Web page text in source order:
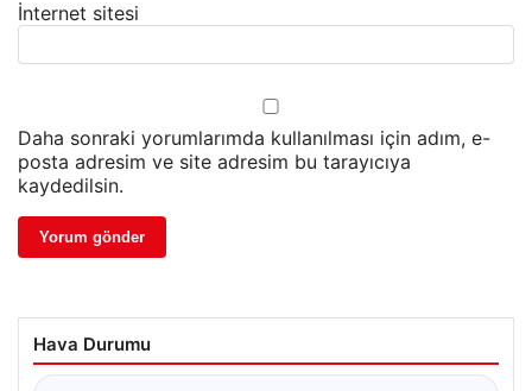
İnternet sitesi
Daha sonraki yorumlarımda kullanılması için adım, e-
posta adresim ve site adresim bu tarayıcıya
kaydedilsin.
Hava Durumu